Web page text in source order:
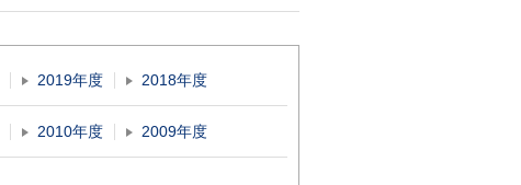
2019年度 2018年度
2010年度 2009年度